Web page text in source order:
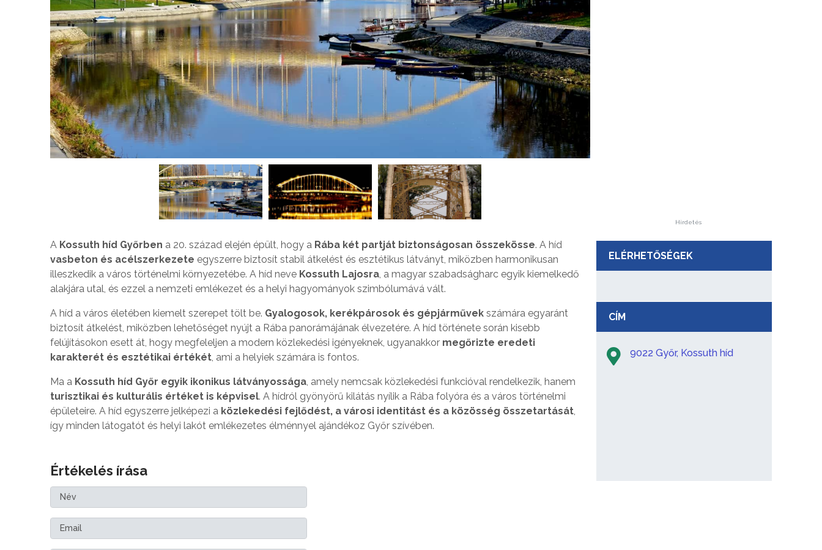
A Kossuth híd Győrben a 20. század elején épült, hogy a Rába két partját biztonságosan összekösse. A híd
vasbeton és acélszerkezete egyszerre biztosít stabil átkelést és esztétikus látványt, miközben harmonikusan
illeszkedik a város történelmi környezetébe. A híd neve Kossuth Lajosra, a magyar szabadságharc egyik kiemelkedő
alakjára utal, és ezzel a nemzeti emlékezet és a helyi hagyományok szimbólumává vált.
A híd a város életében kiemelt szerepet tölt be. Gyalogosok, kerékpárosok és gépjárművek számára egyaránt
biztosít átkelést, miközben lehetőséget nyújt a Rába panorámájának élvezetére. A híd története során kisebb
felújításokon esett át, hogy megfeleljen a modern közlekedési igényeknek, ugyanakkor megőrizte eredeti
karakterét és esztétikai értékét, ami a helyiek számára is fontos.
Ma a Kossuth híd Győr egyik ikonikus látványossága, amely nemcsak közlekedési funkcióval rendelkezik, hanem
turisztikai és kulturális értéket is képvisel. A hídról gyönyörű kilátás nyílik a Rába folyóra és a város történelmi
épületeire. A híd egyszerre jelképezi a közlekedési fejlődést, a városi identitást és a közösség összetartását,
így minden látogatót és helyi lakót emlékezetes élménnyel ajándékoz Győr szívében.
Értékelés írása
Hirdetés
ELÉRHETŐSÉGEK
CÍM
9022 Győr, Kossuth híd